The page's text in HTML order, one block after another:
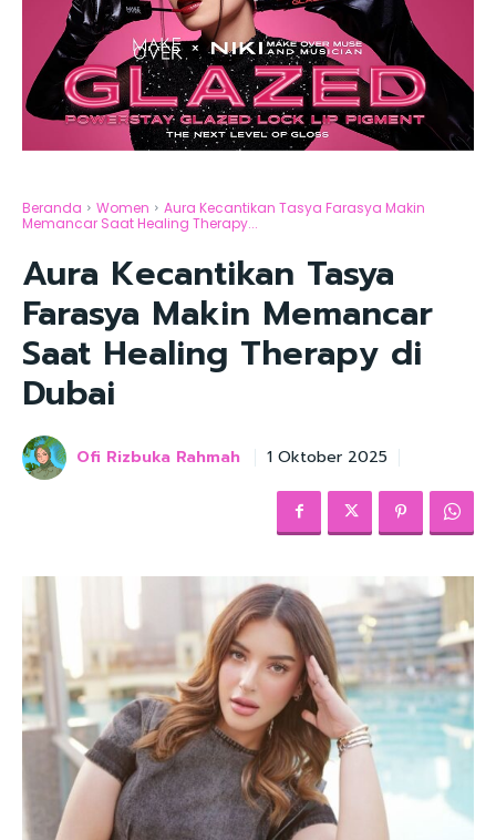
Beranda Women
Aura Kecantikan Tasya Farasya Makin
Memancar Saat Healing Therapy...
Aura Kecantikan Tasya
Farasya Makin Memancar
Saat Healing Therapy di
Dubai
Ofi Rizbuka Rahmah 1 Oktober 2025